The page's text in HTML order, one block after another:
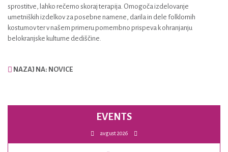
sprostitve, lahko rečemo skoraj terapija. Omogoča izdelovanje
umetniških izdelkov za posebne namene, darila in dele folklornih
kostumov ter v našem primeru pomembno prispeva k ohranjanju
belokranjske kulturne dediščine.
NAZAJ NA: NOVICE
EVENTS
avgust 2026